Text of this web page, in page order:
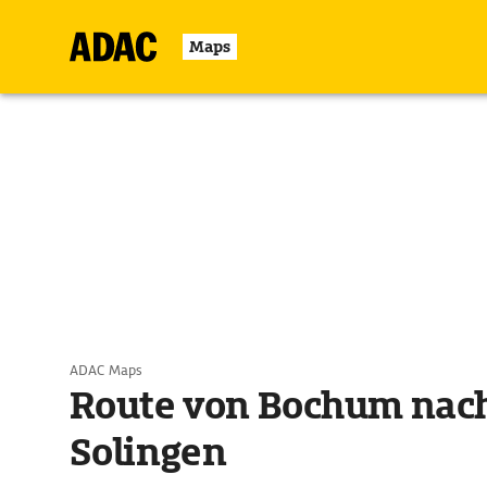
Maps
ADAC Maps
Route von Bochum
Solingen